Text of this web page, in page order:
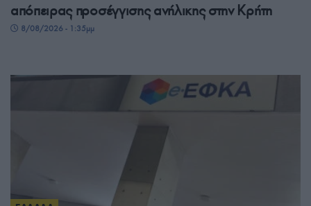
απόπειρας προσέγγισης ανήλικης στην Κρήτη
8/08/2026 - 1:35μμ